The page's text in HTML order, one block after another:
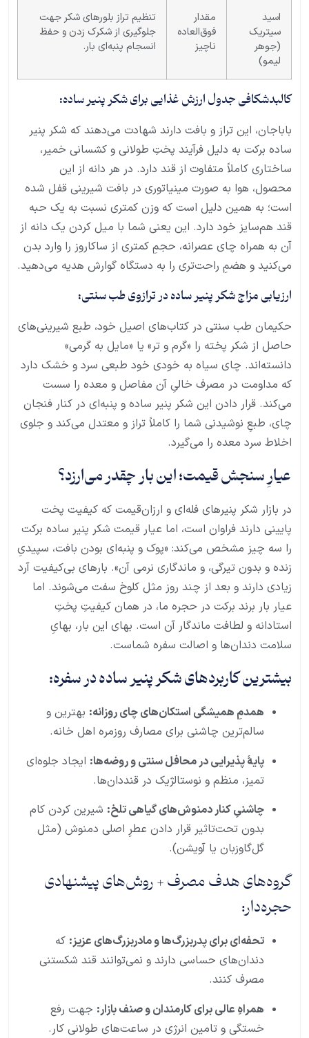
اسید
سیتریک
(جوهر
لیمو)
مقدار
فوق‌العاده
ناچیز
تنظیم تراز بلورهای شکر جهت
جلوگیری از شکرک زدن و حفظ
انسجام پنبه‌ای بار.
کالبدشکافی جدول ارزش غذایی برای شکر پنیر ساده:
باباجان، این تراز و بافت دارند شهادت می‌دهند که شکر پنیر
ساده برکت به دلیل فرآیند پختِ طولانی و کشسانی خمیر،
ساختاری کاملاً متفاوت از قند دارد. در هر دانه از این
محصول، هوا به صورت مینیاتوری در بافت شیرینی قفل شده
است؛ به همین دلیل است که وزن کمتری نسبت به یک حبه
قند هم‌سایز خود دارد. این یعنی شما با میل کردن یک دانه از
آن به همراه چای عصرانه، حجمِ کمتری از ساکاروز را وارد بدن
می‌کنید و هضمِ راحت‌تری را به دستگاه گوارش هدیه می‌دهید.
ارزیابی مزاج شکر پنیر ساده در ترازوی طب سنتی:
حکیمان طب سنتی در کتاب‌های اصیل خود، طبع شیرینی‌های
حاصل از شکر پخته را «گرم و تر» یا «مایل به گرمی»
دانسته‌اند. چای سیاه به خودی خود طبعی سرد و خشک دارد
که مداومت در مصرف خالیِ آن مفاصل و معده را سست
می‌کند. قرار دادن این شکر پنیر ساده و پنبه‌ای در کنار فنجان
چای، طبعِ نوشیدنی شما را کاملاً تراز و معتدل می‌کند و جلوی
اخلاط سرد معده را می‌گیرد.
عیارِ سنجش قیمت؛ این بار چقدر می‌ارزد؟
در بازار شکر پنیرهای فله‌ای و ارزان‌قیمت که کیفیت پخت
پایینی دارند فراوان است، اما عیار قیمت شکر پنیر ساده برکت
را سه چیز مشخص می‌کند: «پوک و پنبه‌ای بودن بافت، سپیدیِ
زنده و بدون تیرگی، و ماندگاری نرمی آن». بارهای بی‌کیفیت آرد
زیادی دارند و بعد از چند روز مثل کلوخ سفت می‌شوند. اما
عیار بار برند برکت در حجره ما، در همان کیفیتِ پختِ
استادانه و لطافت ماندگار آن است. بهای این بار، بهایِ
سلامت دندان‌ها و اصالت سفره شماست.
بیشترین کاربردهای شکر پنیر ساده در سفره:
همدمِ همیشگی استکان‌های چای روزانه: بهترین و
سالم‌ترین چاشنی برای مصارف روزمره اهل خانه.
پایهٔ پذیرایی در محافل سنتی و روضه‌ها: ایجاد جلوه‌ای
تمیز، منظم و نوستالژیک در قنددان‌ها.
چاشنیِ کنار دمنوش‌های گیاهی تلخ: شیرین کردن کام
بدون تحت‌تاثیر قرار دادن عطرِ اصلی دمنوش (مثل
گل‌گاوزبان یا آویشن).
گروه‌های هدف مصرف + روش‌های پیشنهادی
حجره‌دار:
تحفه‌ای برای پدربزرگ‌ها و مادربزرگ‌های عزیز: که
دندان‌های حساسی دارند و نمی‌توانند قند شکستنی
مصرف کنند.
همراهِ عالی برای کارمندان و صنف بازار: جهت رفع
خستگی و تامین انرژی در ساعت‌های طولانی کار.